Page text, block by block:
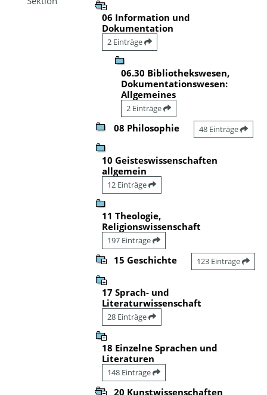
06 Information und
Dokumentation
2 Einträge
06.30 Bibliothekswesen,
Dokumentationswesen:
Allgemeines
2 Einträge
08 Philosophie 48 Einträge
10 Geisteswissenschaften
allgemein
12 Einträge
11 Theologie,
Religionswissenschaft
197 Einträge
15 Geschichte 123 Einträge
17 Sprach- und
Literaturwissenschaft
28 Einträge
18 Einzelne Sprachen und
Literaturen
148 Einträge
20 Kunstwissenschaften